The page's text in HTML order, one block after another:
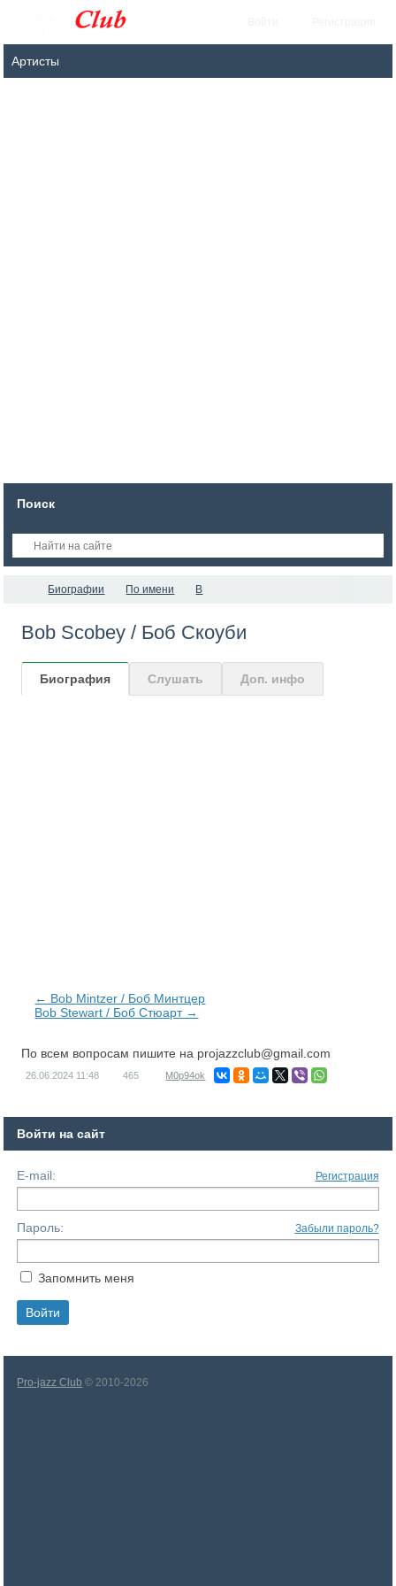
Поиск
Биографии По имени B
Bob Scobey / Боб Скоуби
Биография Слушать Доп. инфо
← Bob Mintzer / Боб Минтцер
Bob Stewart / Боб Стюарт →
По всем вопросам пишите на projazzclub@gmail.com
26.06.2024 11:48 465 M0p94ok
Войти на сайт
E-mail: Регистрация
Пароль: Забыли пароль?
Запомнить меня
Pro-jazz Club © 2010-2026